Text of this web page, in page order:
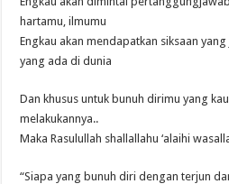
hartamu, ilmumu
Engkau akan mendapatkan siksaan
yang ada di dunia
Dan khusus untuk bunuh dirimu yang
melakukannya..
Maka Rasulullah shallallahu ‘alaihi
“Siapa yang bunuh diri dengan terjun